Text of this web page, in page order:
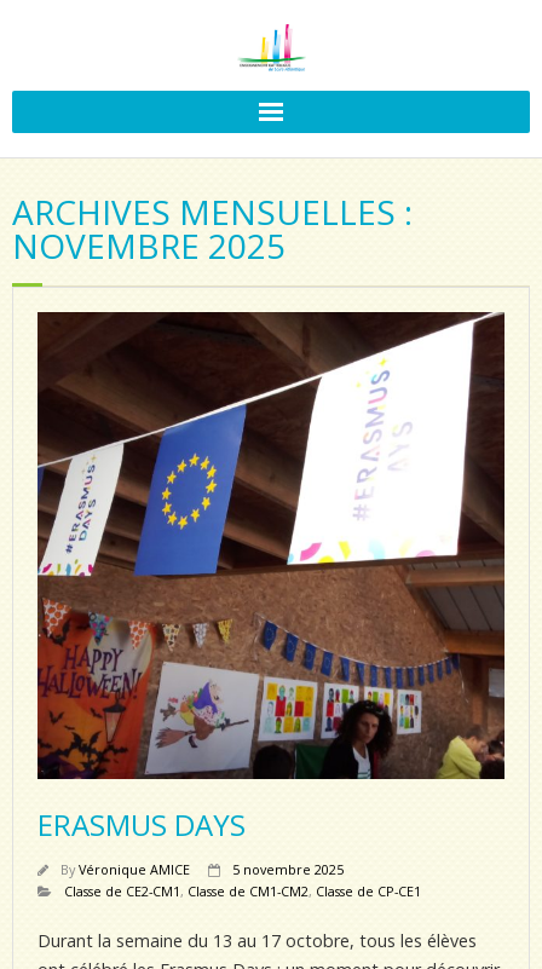
ARCHIVES MENSUELLES :
NOVEMBRE 2025
ERASMUS DAYS
ByVéronique AMICE
5 novembre 2025
Classe de CE2-CM1, Classe de CM1-CM2, Classe de CP-CE1
Durant la semaine du 13 au 17 octobre, tous les élèves